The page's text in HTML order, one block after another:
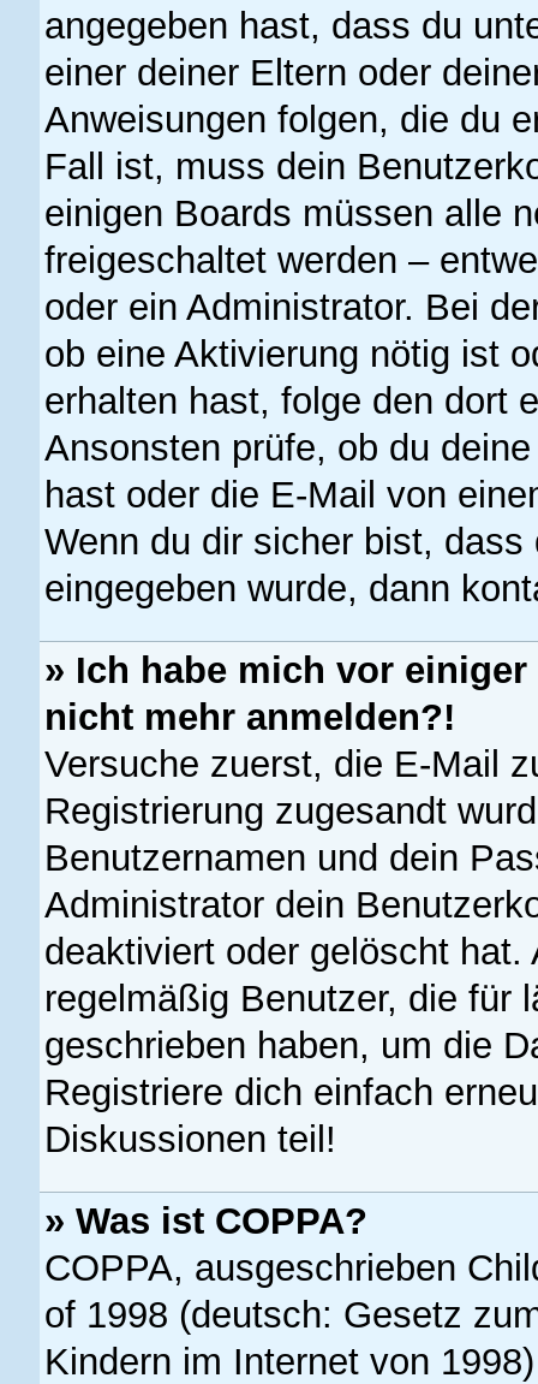
angegeben hast, dass du
einer deiner Eltern oder
Anweisungen folgen, die du
Fall ist, muss dein
einigen Boards müssen alle
freigeschaltet werden –
oder ein Administrator. Bei
ob eine Aktivierung nötig ist
erhalten hast, folge den dort
Ansonsten prüfe, ob du
hast oder die E-Mail von
Wenn du dir sicher bist,
eingegeben wurde, dann
» Ich habe mich vor
nicht mehr anmelden?!
Versuche zuerst, die E-Mail
Registrierung zugesandt
Benutzernamen und dein
Administrator dein
deaktiviert oder gelöscht
regelmäßig Benutzer, die für
geschrieben haben, um die
Registriere dich einfach
Diskussionen teil!
» Was ist COPPA?
COPPA, ausgeschrieben
of 1998 (deutsch: Gesetz
Kindern im Internet von